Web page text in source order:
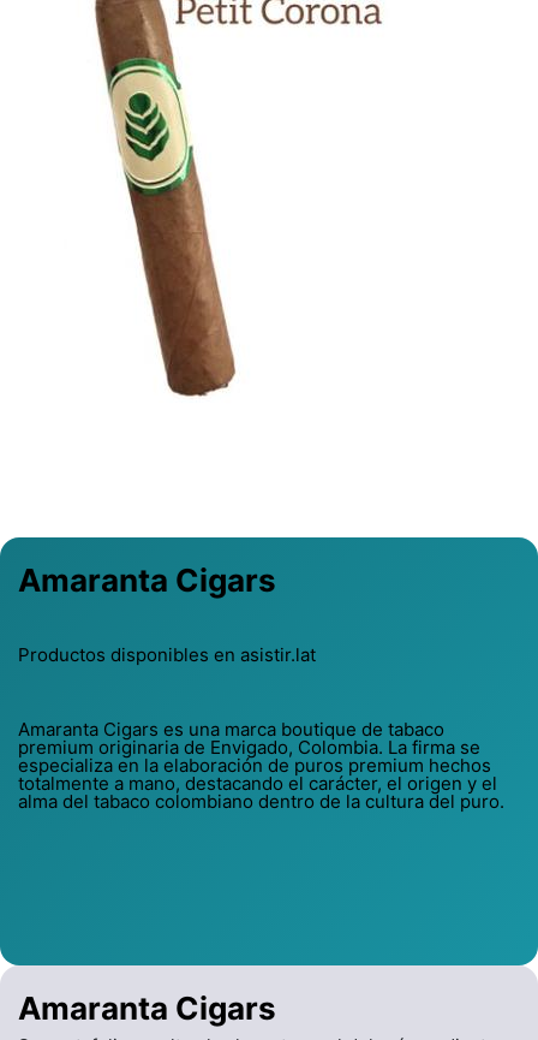
Amaranta Cigars
Amaranta Cigars
Productos disponibles en asistir.lat
Amaranta Cigars es una marca boutique de tabaco
premium originaria de Envigado, Colombia. La firma se
especializa en la elaboración de puros premium hechos
totalmente a mano, destacando el carácter, el origen y el
alma del tabaco colombiano dentro de la cultura del puro.